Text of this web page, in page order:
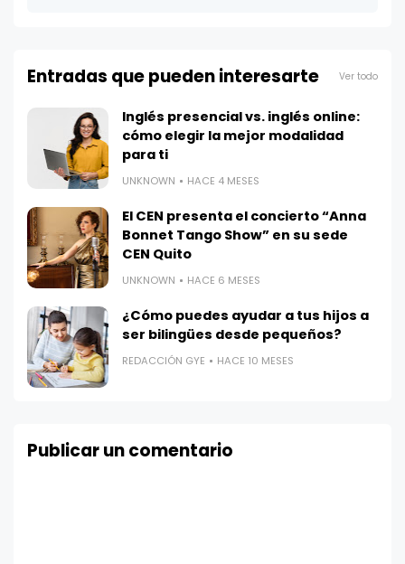
Entradas que pueden interesarte Ver todo
Inglés presencial vs. inglés online:
cómo elegir la mejor modalidad
para ti
UNKNOWN HACE 4 MESES
El CEN presenta el concierto “Anna
Bonnet Tango Show” en su sede
CEN Quito
UNKNOWN HACE 6 MESES
¿Cómo puedes ayudar a tus hijos a
ser bilingües desde pequeños?
REDACCIÓN GYE HACE 10 MESES
Publicar un comentario